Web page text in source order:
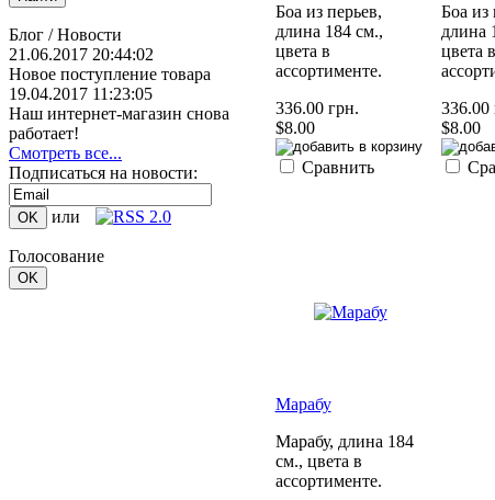
Блог / Новости
21.06.2017 20:44:02
Новое поступление товара
19.04.2017 11:23:05
Наш интернет-магазин снова
работает!
Смотреть все...
Подписаться на новости:
или
Голосование
Боа из перьев,
длина 184 см.,
цвета в
ассортименте.
336.00 грн.
$8.00
Сравнить
Боа из
длина
цвета в
336.00
$8.00
Марабу
Марабу, длина 184
см., цвета в
ассортименте.